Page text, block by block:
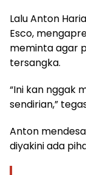
Lalu Anton
Esco,
meminta agar
tersangka.
“Ini kan nggak
sendirian,”
Anton
diyakini ada